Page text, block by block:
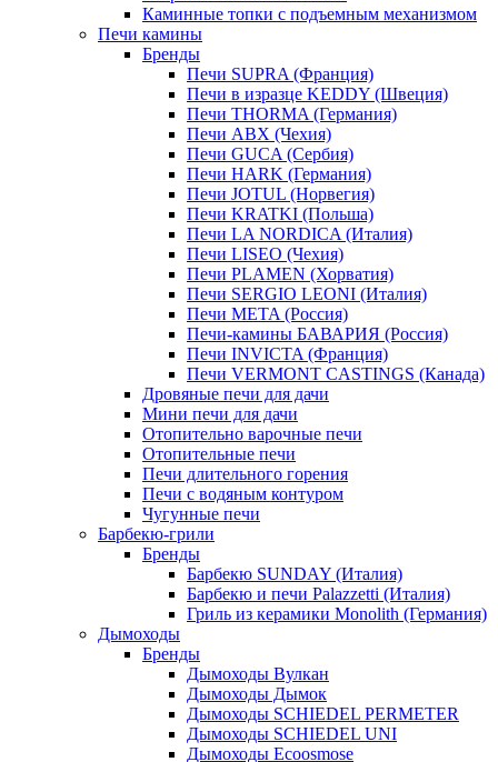
Каминные топки с подъемным механизмом
Печи камины
Бренды
Печи SUPRA (Франция)
Печи в изразце KEDDY (Швеция)
Печи THORMA (Германия)
Печи ABX (Чехия)
Печи GUCA (Сербия)
Печи HARK (Германия)
Печи JOTUL (Норвегия)
Печи KRATKI (Польша)
Печи LA NORDICA (Италия)
Печи LISEO (Чехия)
Печи PLAMEN (Хорватия)
Печи SERGIO LEONI (Италия)
Печи META (Россия)
Печи-камины БАВАРИЯ (Россия)
Печи INVICTA (Франция)
Печи VERMONT CASTINGS (Канада)
Дровяные печи для дачи
Мини печи для дачи
Отопительно варочные печи
Отопительные печи
Печи длительного горения
Печи с водяным контуром
Чугунные печи
Барбекю-грили
Бренды
Барбекю SUNDAY (Италия)
Барбекю и печи Palazzetti (Италия)
Гриль из керамики Monolith (Германия)
Дымоходы
Бренды
Дымоходы Вулкан
Дымоходы Дымок
Дымоходы SCHIEDEL PERMETER
Дымоходы SCHIEDEL UNI
Дымоходы Ecoosmose